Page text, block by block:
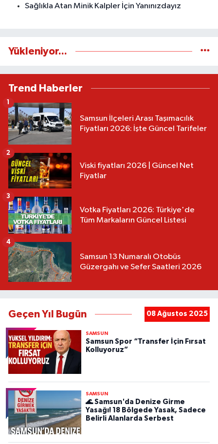
Sağlıkla Atan Minik Kalpler İçin Yanınızdayız
Yükleniyor...
Trend Haberler
Samsun İlçeleri Arası Taşımacılık
Fiyatları 2026: İşte Güncel Tarifeler
1
Viski fiyatları 2026 | Güncel Net
Fiyatlar
2
Votka Fiyatları 2026: Türkiye'de
Tüm Markaların Güncel Listesi
3
Samsun 13 Numaralı Otobüs
Güzergahı ve Sefer Saatleri 2026
4
Geçen Yıl Bugün 08 Ağustos 2025
SAMSUN
Samsun Spor “Transfer İçin Fırsat
Kolluyoruz”
SAMSUN
🌊 Samsun'da Denize Girme
Yasağı! 18 Bölgede Yasak, Sadece
Belirli Alanlarda Serbest